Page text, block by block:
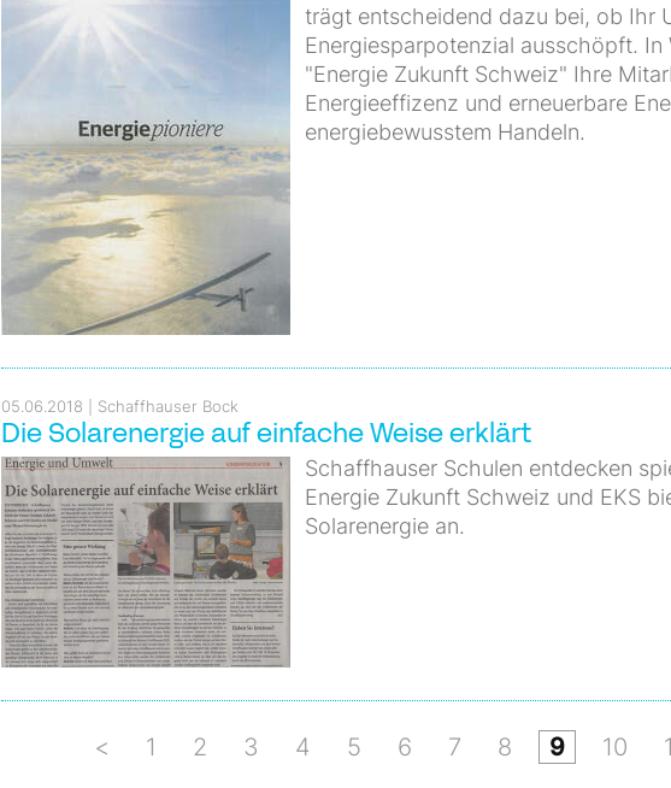
trägt entscheidend dazu bei, ob Ihr
Energiesparpotenzial ausschöpft.
"Energie Zukunft Schweiz" Ihre
Energieeffizenz und erneuerbare
energiebewusstem Handeln.
05.06.2018 Schaffhauser Bock
Die Solarenergie auf einfache Weise erklärt
Schaffhauser Schulen entdecken
Energie Zukunft Schweiz und EKS
Solarenergie an.
< 1 2 3 4 5 6 7 8 9 10